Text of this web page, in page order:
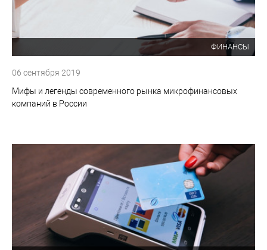
ФИНАНСЫ
06 сентября 2019
Мифы и легенды современного рынка микрофинансовых
компаний в России